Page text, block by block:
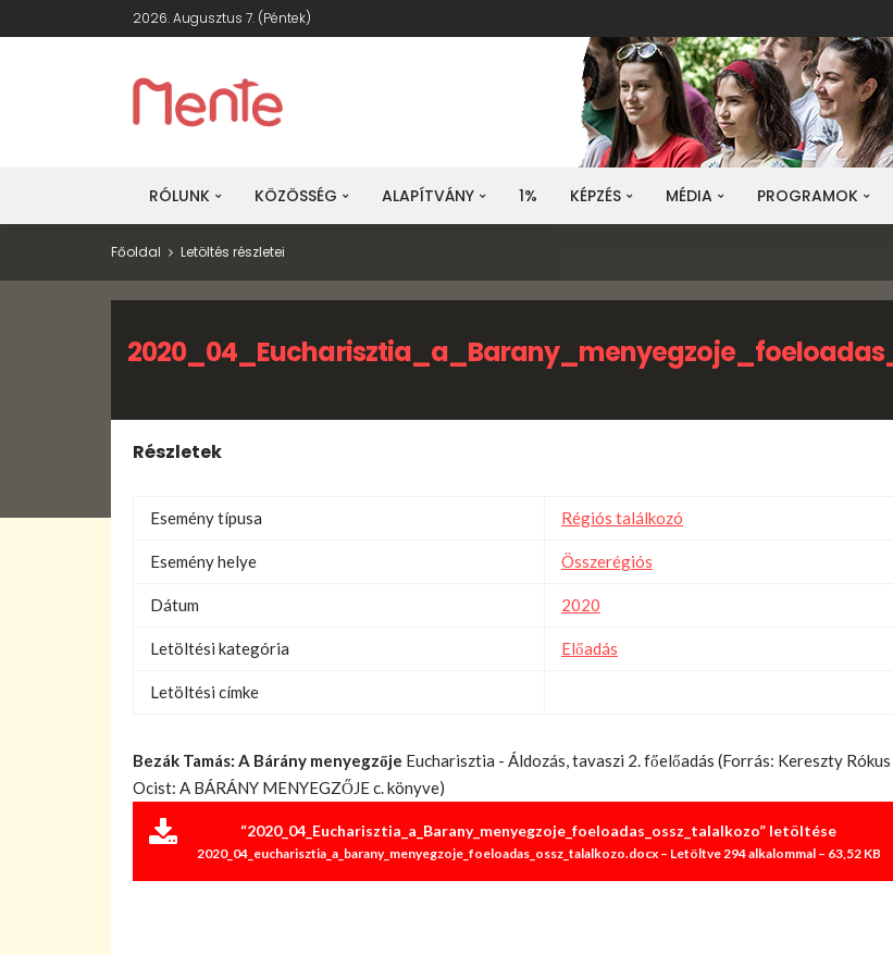
2026. Augusztus 7. (péntek)
RÓLUNK KÖZÖSSÉG ALAPÍTVÁNY 1% KÉPZÉS MÉDIA PROGRAMOK
Főoldal Letöltés részletei
Részletek
Esemény típusa Régiós találkozó
Esemény helye Összerégiós
Dátum 2020
Letöltési kategória Előadás
Letöltési címke
Bezák Tamás: A Bárány menyegzője Eucharisztia - Áldozás, tavaszi 2. főelőadás (Forrás: Kereszty Rókus
Ocist: A BÁRÁNY MENYEGZŐJE c. könyve)
“2020_04_Eucharisztia_a_Barany_menyegzoje_foeloadas_ossz_talalkozo” letöltése
2020_04_eucharisztia_a_barany_menyegzoje_foeloadas_ossz_talalkozo.docx – Letöltve 294 alkalommal – 63,52 KB